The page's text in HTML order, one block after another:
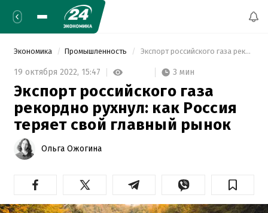
Экономика Промышленность Экспорт российского газа рекордно рухнул: как Россия теряет свой главный рынок
19 октября 2022, 15:47 3 мин
Экспорт российского газа
рекордно рухнул: как Россия
теряет свой главный рынок
Ольга Ожогина